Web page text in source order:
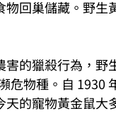
回巢儲藏。野
的獵殺行為，
危物種。自 1930
的寵物黃金鼠